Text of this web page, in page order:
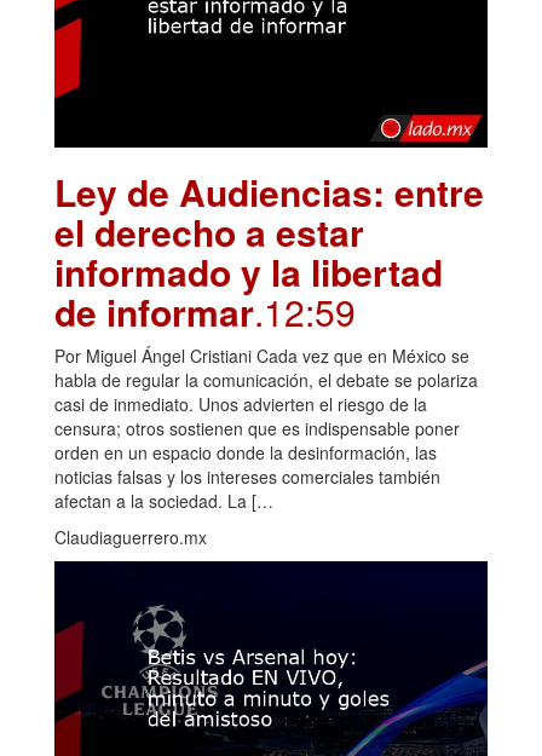
Ley de Audiencias: entre
el derecho a estar
informado y la libertad
de informar.12:59
Por Miguel Ángel Cristiani Cada vez que en México se
habla de regular la comunicación, el debate se polariza
casi de inmediato. Unos advierten el riesgo de la
censura; otros sostienen que es indispensable poner
orden en un espacio donde la desinformación, las
noticias falsas y los intereses comerciales también
afectan a la sociedad. La […
Claudiaguerrero.mx